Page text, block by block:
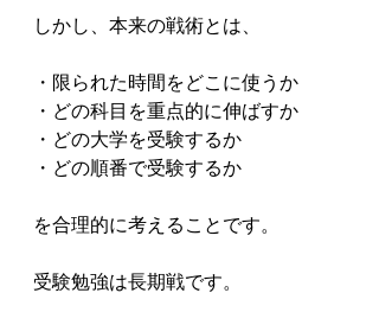
しかし、本来の戦術とは、
・限られた時間をどこに使うか
・どの科目を重点的に伸ばすか
・どの大学を受験するか
・どの順番で受験するか
を合理的に考えることです。
受験勉強は長期戦です。